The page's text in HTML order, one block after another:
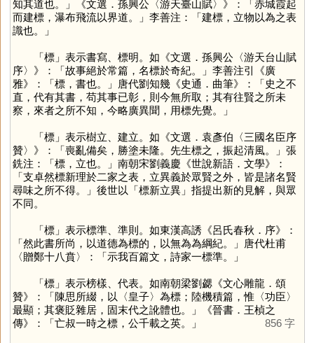
知其道也。」《文選．孫興公〈游天臺山賦〉》：「赤城霞起
而建標，瀑布飛流以界道。」李善注：「建標，立物以為之表
識也。」
「標」表示書寫、標明。如《文選．孫興公〈游天台山賦
序〉》：「故事絕於常篇，名標於奇紀。」李善注引《廣
雅》：「標，書也。」唐代劉知幾《史通．曲筆》：「史之不
直，代有其書，苟其事已彰，則今無所取；其有往賢之所未
察，來者之所不知，今略廣異聞，用標先覺。」
「標」表示樹立、建立。如《文選．袁彥伯〈三國名臣序
贊〉》：「喪亂備矣，勝塗未隆。先生標之，振起清風。」張
銑注：「標，立也。」南朝宋劉義慶《世說新語．文學》：
「支卓然標新理於二家之表，立異義於眾賢之外，皆是諸名賢
尋味之所不得。」後世以「標新立異」指提出新的見解，與眾
不同。
「標」表示標準、準則。如東漢高誘《呂氏春秋．序》：
「然此書所尚，以道德為標的，以無為為綱紀。」唐代杜甫
〈贈鄭十八賁〉：「示我百篇文，詩家一標準。」
「標」表示榜樣、代表。如南朝梁劉勰《文心雕龍．頌
贊》：「陳思所綴，以〈皇子〉為標；陸機積篇，惟〈功臣〉
最顯；其褒貶雜居，固末代之訛體也。」《晉書．王楨之
傳》：「亡叔一時之標，公千載之英。」
856 字